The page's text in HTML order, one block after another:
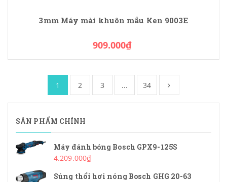
3mm Máy mài khuôn mẫu Ken 9003E
909.000₫
1 2 3 ... 34
SẢN PHẨM CHÍNH
Máy đánh bóng Bosch GPX9-125S
4.209.000₫
Súng thổi hơi nóng Bosch GHG 20-63